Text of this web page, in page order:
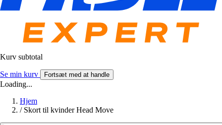
Kurv subtotal
Se min kurv Fortsæt med at handle
Loading...
Hjem
/ Skort til kvinder Head Move